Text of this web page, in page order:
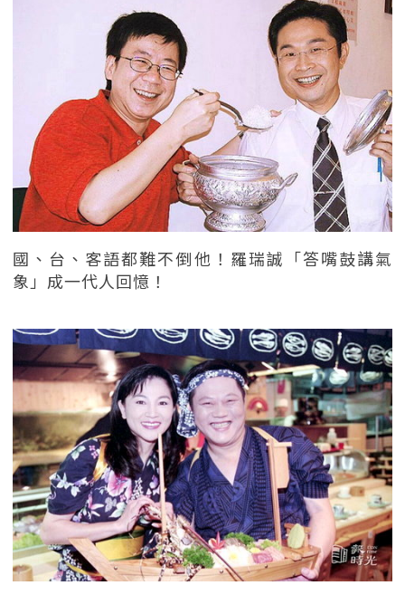
國、台、客語都難不倒他！羅瑞誠「答嘴鼓講氣
象」成一代人回憶！